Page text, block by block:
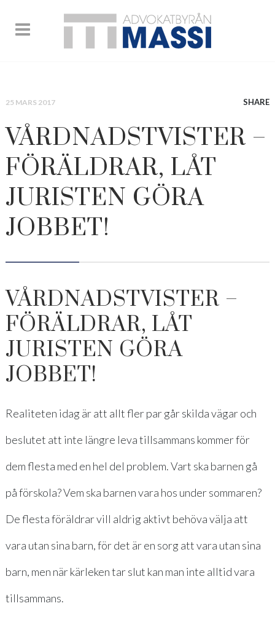
25 MARS 2017 SHARE
VÅRDNADSTVISTER –
FÖRÄLDRAR, LÅT
JURISTEN GÖRA
JOBBET!
VÅRDNADSTVISTER –
FÖRÄLDRAR, LÅT
JURISTEN GÖRA
JOBBET!
Realiteten idag är att allt fler par går skilda vägar och
beslutet att inte längre leva tillsammans kommer för
dem flesta med en hel del problem. Vart ska barnen gå
på förskola? Vem ska barnen vara hos under sommaren?
De flesta föräldrar vill aldrig aktivt behöva välja att
vara utan sina barn, för det är en sorg att vara utan sina
barn, men när kärleken tar slut kan man inte alltid vara
tillsammans.